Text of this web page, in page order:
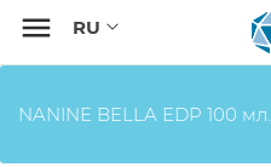

NANINE BELLA EDP 100 мл.